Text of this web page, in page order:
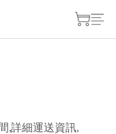
,詳細運送資訊,